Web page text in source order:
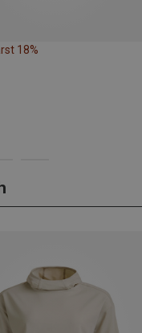
18%